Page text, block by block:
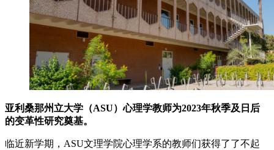
亚利桑那州立大学（ASU）心理学教师为2023年秋季及日后
的变革性研究奠基。
临近新学期，ASU文理学院心理学系的教师们获得了了不起